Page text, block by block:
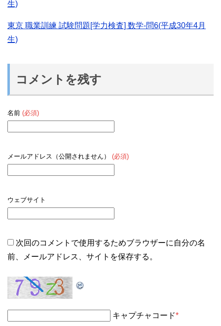
生)
東京 職業訓練 試験問題[学力検査] 数学-問6(平成30年4月
生)
コメントを残す
名前 (必須)
メールアドレス（公開されません） (必須)
ウェブサイト
次回のコメントで使用するためブラウザーに自分の名
前、メールアドレス、サイトを保存する。
キャプチャコード*